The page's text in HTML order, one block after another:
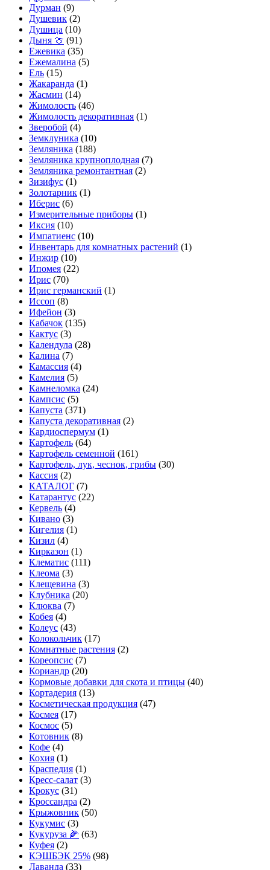
Дурман (9)
Душевик (2)
Душица (10)
Дыня 🍈 (91)
Ежевика (35)
Ежемалина (5)
Ель (15)
Жакаранда (1)
Жасмин (14)
Жимолость (46)
Жимолость декоративная (1)
Зверобой (4)
Земклуника (10)
Земляника (188)
Земляника крупноплодная (7)
Земляника ремонтантная (2)
Зизифус (1)
Золотарник (1)
Иберис (6)
Измерительные приборы (1)
Иксия (10)
Импатиенс (10)
Инвентарь для комнатных растений (1)
Инжир (10)
Ипомея (22)
Ирис (70)
Ирис германский (1)
Иссоп (8)
Ифейон (3)
Кабачок (135)
Кактус (3)
Календула (28)
Калина (7)
Камассия (4)
Камелия (5)
Камнеломка (24)
Кампсис (5)
Капуста (371)
Капуста декоративная (2)
Кардиоспермум (1)
Картофель (64)
Картофель семенной (161)
Картофель, лук, чеснок, грибы (30)
Кассия (2)
КАТАЛОГ (7)
Катарантус (22)
Кервель (4)
Кивано (3)
Кигелия (1)
Кизил (4)
Кирказон (1)
Клематис (111)
Клеома (3)
Клещевина (3)
Клубника (20)
Клюква (7)
Кобея (4)
Колеус (43)
Колокольчик (17)
Комнатные растения (2)
Кореопсис (7)
Кориандр (20)
Кормовые добавки для скота и птицы (40)
Кортадерия (13)
Косметическая продукция (47)
Космея (17)
Космос (5)
Котовник (8)
Кофе (4)
Кохия (1)
Краспедия (1)
Кресс-салат (3)
Крокус (31)
Кроссандра (2)
Крыжовник (50)
Кукумис (3)
Кукуруза 🌽 (63)
Куфея (2)
КЭШБЭК 25% (98)
Лаванда (33)